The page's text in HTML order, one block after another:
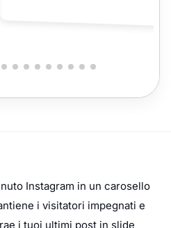
Instagram in un carosello
i visitatori impegnati e
i tuoi ultimi post in slide